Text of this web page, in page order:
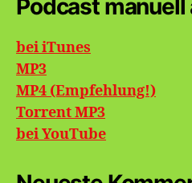
Podcast manuell
bei iTunes
MP3
MP4 (Empfehlung!)
Torrent MP3
beiYouTube